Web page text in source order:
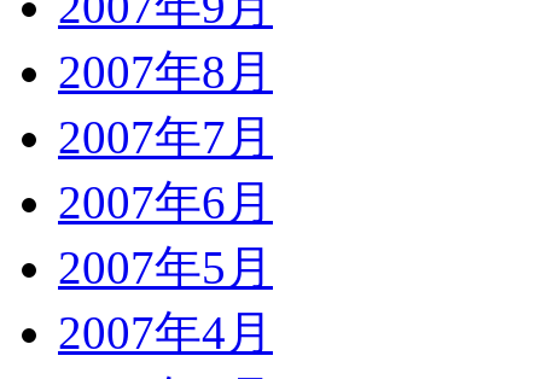
2007年8月
2007年7月
2007年6月
2007年5月
2007年4月